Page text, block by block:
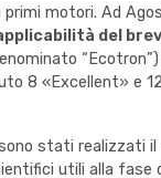
primi motori. Ad
del
8 «Excellent» e
stati realizzati il
utili alla fase